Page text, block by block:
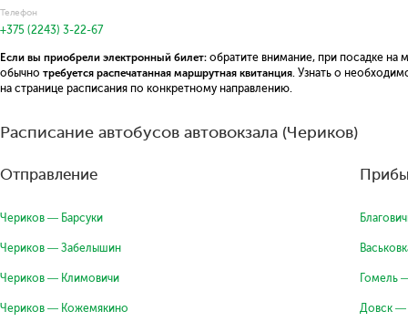
Телефон
+375 (2243) 3-22-67
Если вы приобрели электронный билет: обратите внимание, при посадке
обычно требуется распечатанная маршрутная квитанция. Узнать о
на странице расписания по конкретному направлению.
Расписание автобусов автовокзала (Чериков)
Отправление
Чериков — Барсуки
Чериков — Забелышин
Чериков — Климовичи
Чериков — Кожемякино
Гомель
Довск —